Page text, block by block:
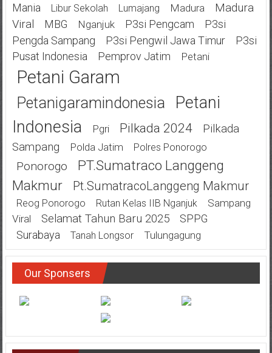
Mania
Libur Sekolah Lumajang Madura
Madura
Viral
MBG Nganjuk P3si Pengcam
P3si
Pengda Sampang
P3si Pengwil Jawa Timur
P3si
Pusat Indonesia
Pemprov Jatim Petani
Petani Garam
Petanigaramindonesia
Petani
Indonesia
Pgri Pilkada 2024
Pilkada
Sampang
Polda Jatim Polres Ponorogo
Ponorogo
PT.Sumatraco Langgeng
Makmur
Pt.SumatracoLanggeng Makmur
Reog Ponorogo Rutan Kelas IIB Nganjuk
Sampang
Viral
Selamat Tahun Baru 2025
SPPG
Surabaya
Tanah Longsor Tulungagung
Our Sponsers